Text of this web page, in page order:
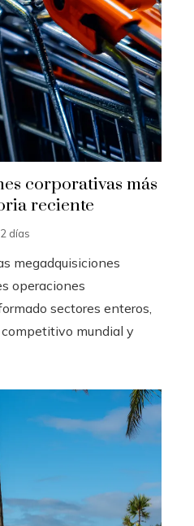
corporativas más
reciente
días
megadquisiciones
operaciones
sectores enteros,
mundial y